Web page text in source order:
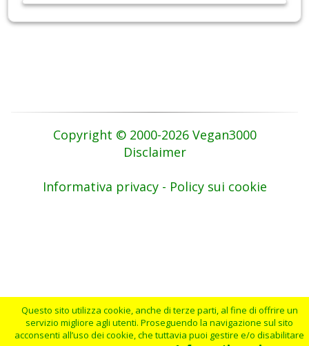
Copyright © 2000-2026 Vegan3000
Disclaimer
Informativa privacy - Policy sui cookie
Questo sito utilizza cookie, anche di terze parti, al fine di offrire un
servizio migliore agli utenti. Proseguendo la navigazione sul sito
acconsenti all’uso dei cookie, che tuttavia puoi gestire e/o disabilitare